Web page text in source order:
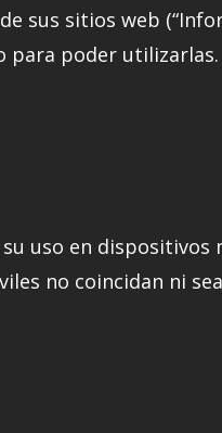
sus sitios web
para poder utilizarlas.
uso en
no coincidan ni